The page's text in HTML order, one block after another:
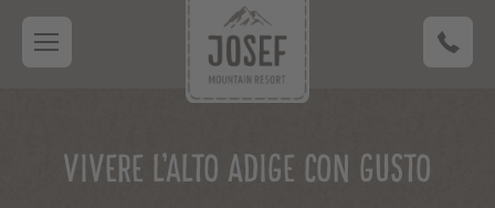
VIVERE L’ALTO ADIGE CON GUSTO